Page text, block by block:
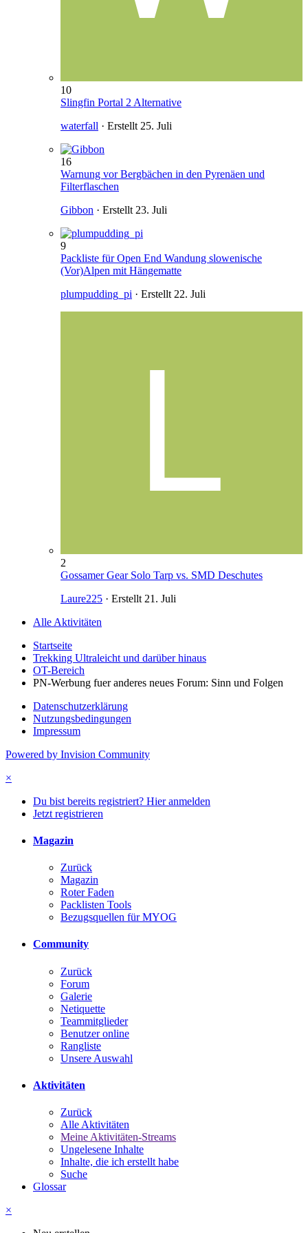
10
Slingfin Portal 2 Alternative
waterfall · Erstellt 25. Juli
16
Warnung vor Bergbächen in den Pyrenäen und
Filterflaschen
Gibbon · Erstellt 23. Juli
9
Packliste für Open End Wandung slowenische
(Vor)Alpen mit Hängematte
plumpudding_pi · Erstellt 22. Juli
2
Gossamer Gear Solo Tarp vs. SMD Deschutes
Laure225 · Erstellt 21. Juli
Alle Aktivitäten
Startseite
Trekking Ultraleicht und darüber hinaus
OT-Bereich
PN-Werbung fuer anderes neues Forum: Sinn und Folgen
Datenschutzerklärung
Nutzungsbedingungen
Impressum
Powered by Invision Community
×
Du bist bereits registriert? Hier anmelden
Jetzt registrieren
Magazin
Zurück
Magazin
Roter Faden
Packlisten Tools
Bezugsquellen für MYOG
Community
Zurück
Forum
Galerie
Netiquette
Teammitglieder
Benutzer online
Rangliste
Unsere Auswahl
Aktivitäten
Zurück
Alle Aktivitäten
Meine Aktivitäten-Streams
Ungelesene Inhalte
Inhalte, die ich erstellt habe
Suche
Glossar
×